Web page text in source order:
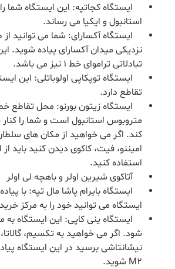
ایستگاه کجاتپه: این ایستگاه شما
استانبول و ایکیا می رساند.
ایستگاه آکسارای: شما می توانید از
نزدیکی میدان آکسارای پیاده شوید.
تبادلاتی تراموای خط ۱ نیز می باشد.
تقاطع دارد.
متروبوس استانبول است و شما را کنار
کند. اگر می خواهید از مکان های
امیننو، فیت، کاکوی دیدن کنید باید از
استفاده کنید.
آتاکوی شیرین اولر و باهچه لی اولر
ایستگاه بایرام پاشا مال تپه: با
ایستگاه می توانید خود را به مرکز
شود. اگر می خواهید به تکسیم،
نیشانتاشی برسید در این ایستگاه
M2 شوید.